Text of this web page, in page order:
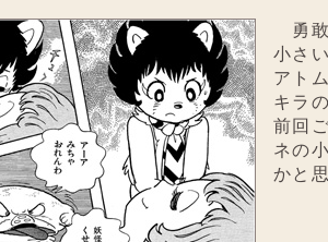
勇敢
小さ
アト
キラ
前回
ネの
かと